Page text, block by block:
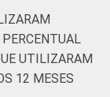
2016
UTILIZARAM
12 MESES